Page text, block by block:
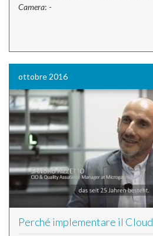
Camera: -
ottobre 2016
Perché implementare il Cloud